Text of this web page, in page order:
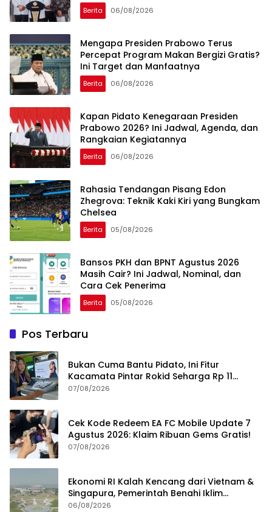
Berita 06/08/2026
Mengapa Presiden Prabowo Terus
Percepat Program Makan Bergizi Gratis?
Ini Target dan Manfaatnya
Berita 06/08/2026
Kapan Pidato Kenegaraan Presiden
Prabowo 2026? Ini Jadwal, Agenda, dan
Rangkaian Kegiatannya
Berita 06/08/2026
Rahasia Tendangan Pisang Edon
Zhegrova: Teknik Kaki Kiri yang Bungkam
Chelsea
Berita 05/08/2026
Bansos PKH dan BPNT Agustus 2026
Masih Cair? Ini Jadwal, Nominal, dan
Cara Cek Penerima
Berita 05/08/2026
Pos Terbaru
Bukan Cuma Bantu Pidato, Ini Fitur
Kacamata Pintar Rokid Seharga Rp 11
Jutaan
07/08/2026
Cek Kode Redeem EA FC Mobile Update 7
Agustus 2026: Klaim Ribuan Gems Gratis!
07/08/2026
Ekonomi RI Kalah Kencang dari Vietnam &
Singapura, Pemerintah Benahi Iklim
Investasi
06/08/2026